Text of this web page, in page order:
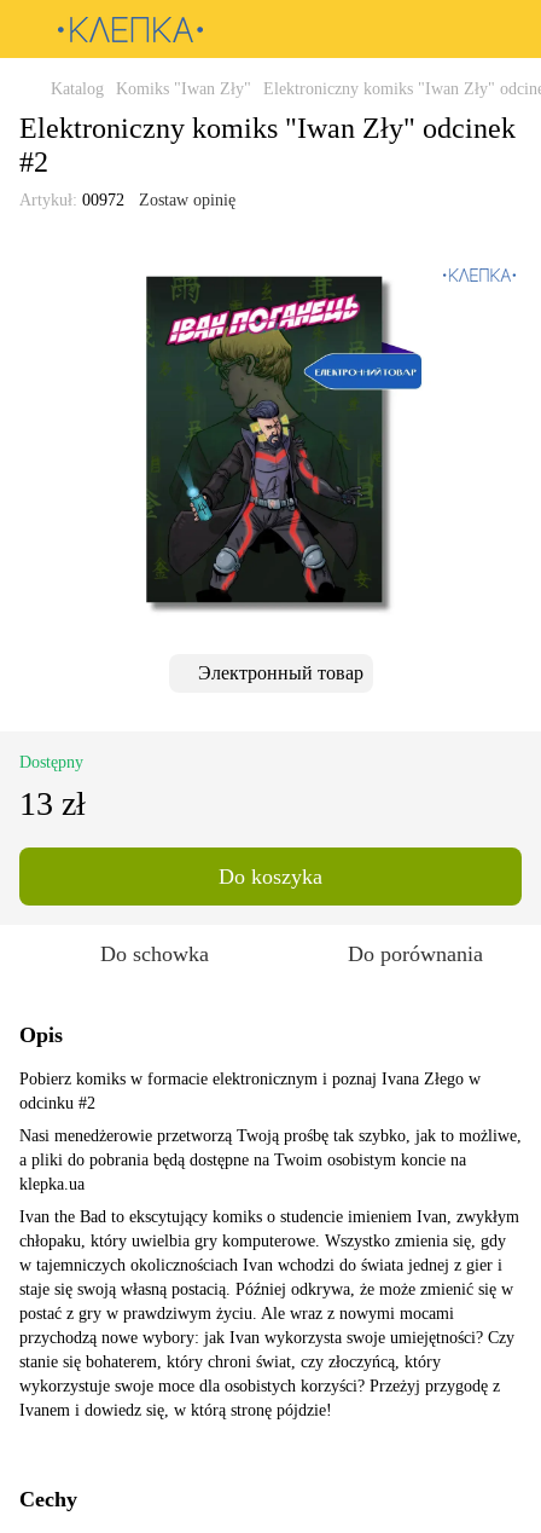
Katalog Komiks "Iwan Zły" Elektroniczny komiks "Iwan Zły"
Elektroniczny komiks "Iwan Zły" odcinek
#2
Artykuł: 00972 Zostaw opinię
Электронный товар
Dostępny
13 zł
Do koszyka
Do schowka Do porównania
Opis
Pobierz komiks w formacie elektronicznym i poznaj Ivana Złego w
odcinku #2
Nasi menedżerowie przetworzą Twoją prośbę tak szybko, jak to możliwe,
a pliki do pobrania będą dostępne na Twoim osobistym koncie na
klepka.ua
Ivan the Bad to ekscytujący komiks o studencie imieniem Ivan, zwykłym
chłopaku, który uwielbia gry komputerowe. Wszystko zmienia się, gdy
w tajemniczych okolicznościach Ivan wchodzi do świata jednej z gier i
staje się swoją własną postacią. Później odkrywa, że może zmienić się w
postać z gry w prawdziwym życiu. Ale wraz z nowymi mocami
przychodzą nowe wybory: jak Ivan wykorzysta swoje umiejętności? Czy
stanie się bohaterem, który chroni świat, czy złoczyńcą, który
wykorzystuje swoje moce dla osobistych korzyści? Przeżyj przygodę z
Ivanem i dowiedz się, w którą stronę pójdzie!
Cechy